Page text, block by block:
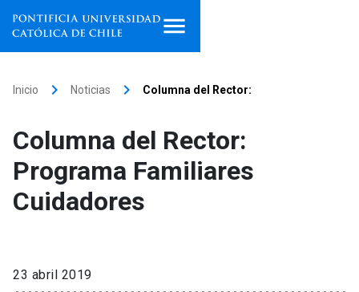
Facultades, escuelas e
institutos
Investigación
Inicio keyboard_arrow_right Noticias keyboard_arrow_right Columna del Rector:
Columna del Rector:
Programa Familiares
Cuidadores
23 abril 2019